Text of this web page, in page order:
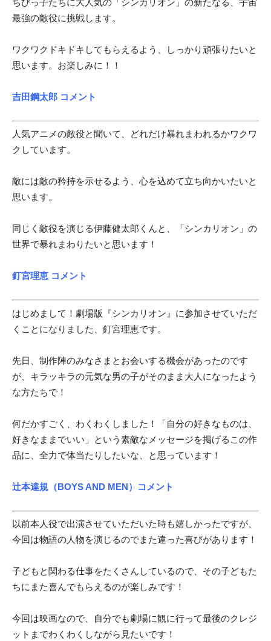
最強の敵役に挑戦します。
ワクワクドキドキしてもらえるよう、しっかり頑張りたいと
思います。お楽しみに！！
吉田鋼太郎 コメント
人気アニメの敵役と聞いて、どれだけ暴れまわれるかワクワ
クしています。
敵には敵の矜持を示せるよう、心を込めて立ち向かいたいと
思います。
同じく敵役を演じる伊藤健太郎くんと、「シンカリオン」の
世界で暴れまわりたいと思います！
釘宮理恵 コメント
はじめまして！劇場版『シンカリオン』に参加させていただ
くことになりました、釘宮理恵です。
先日、制作陣のみなさまとお会いする機会があったのです
が、キラッキラの元気な男の子がそのまま大人になったよう
な方たちで！
何だかすごく、わくわくしました！「自分の好きなものは、
好きなままでいい」という素敵なメッセージを掲げるこの作
品に、全力で体当たりしたいな、と思っています！
辻本達規（BOYS AND MEN）コメント
以前本人役で出演させていただいた時も嬉しかったですが、
今回は物語の人物を演じるのでまた違った喜びがあります！
子どもと関わる仕事をたくさんしているので、その子どもた
ちにまた喜んでもらえるのが楽しみです！
今回は映画なので、自分でも劇場に観に行って最後のクレジ
ットまでわくわくしながら見たいです！